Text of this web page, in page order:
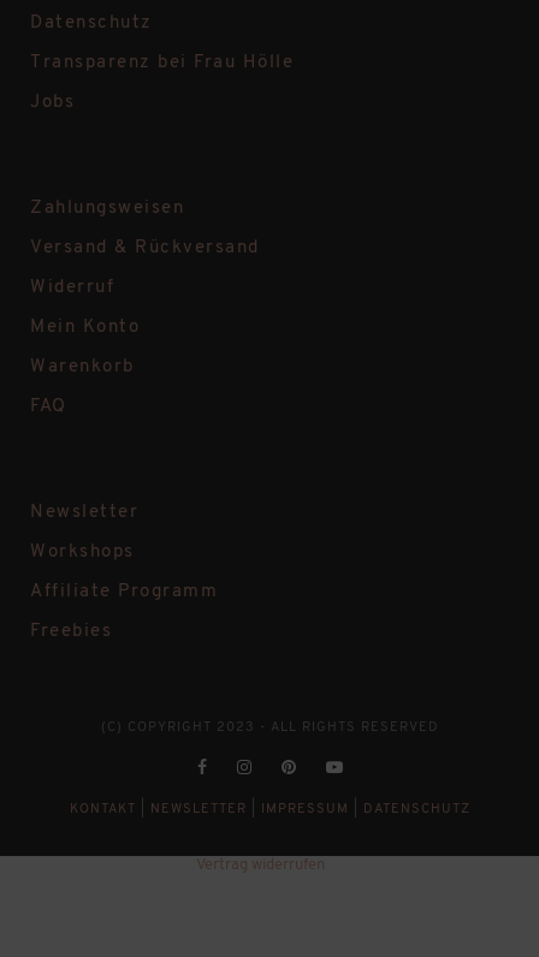
Datenschutz
Transparenz bei Frau Hölle
Jobs
Zahlungsweisen
Versand & Rückversand
Widerruf
Mein Konto
Warenkorb
FAQ
Newsletter
Workshops
Affiliate Programm
Freebies
(C) COPYRIGHT 2023 - ALL RIGHTS RESERVED
KONTAKT NEWSLETTER IMPRESSUM DATENSCHUTZ
Vertrag widerrufen